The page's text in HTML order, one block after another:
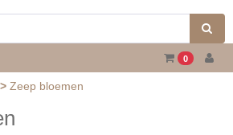
0
> Zeep bloemen